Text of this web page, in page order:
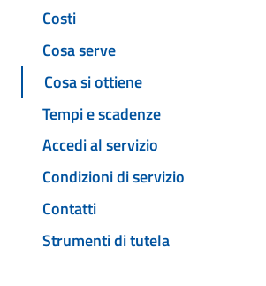
Costi
Cosa serve
Cosa si ottiene
Tempi e scadenze
Accedi al servizio
Condizioni di servizio
Contatti
Strumenti di tutela